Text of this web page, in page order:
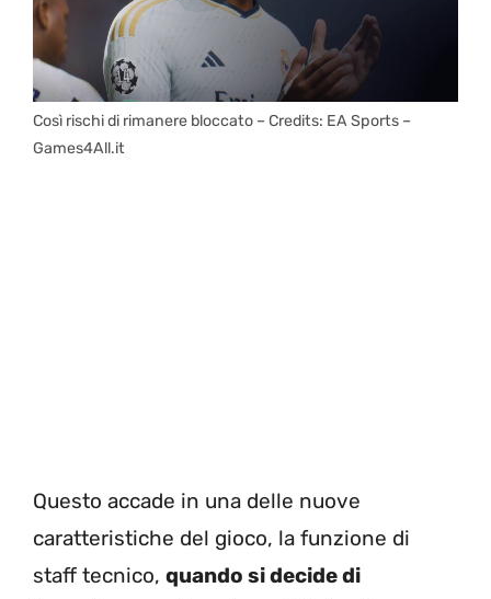
Così rischi di rimanere bloccato – Credits: EA Sports –
Games4All.it
Questo accade in una delle nuove
caratteristiche del gioco, la funzione di
staff tecnico, quando si decide di